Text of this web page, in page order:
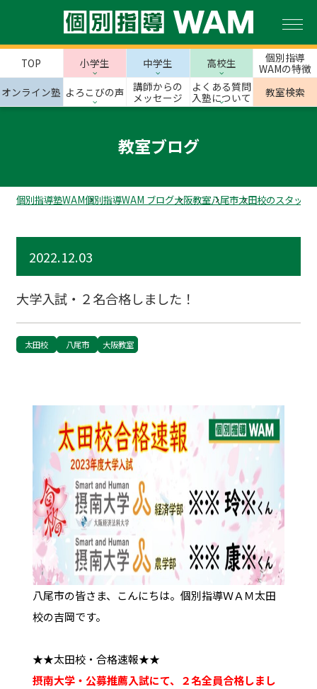
TOP 小学生 中学生 高校生
個別指導
WAMの特徴
オンライン塾 よろこびの声
講師からの
メッセージ
よくある質問
入塾について
教室検索
教室ブログ
個別指導塾WAM個別指導WAM ブログ大阪教室八尾市太田校のスタッフ
2022.12.03
大学入試・２名合格しました！
太田校 八尾市 大阪教室
八尾市の皆さま、こんにちは。個別指導ＷＡＭ太田
校の吉岡です。
★★太田校・合格速報★★
摂南大学・公募推薦入試にて、２名全員合格しまし